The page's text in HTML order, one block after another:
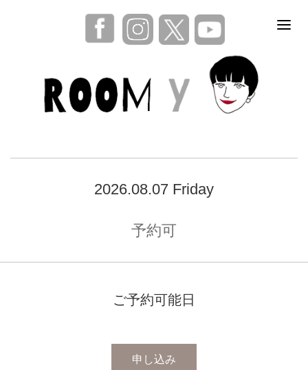
2026.08.07 Friday
予約可
ご予約可能日
申し込み